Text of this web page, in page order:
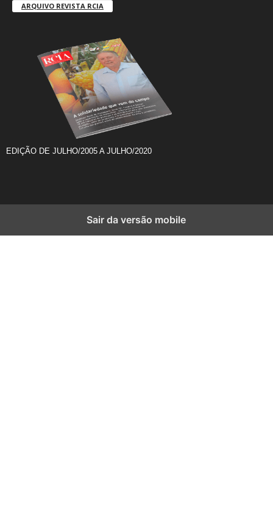
ARQUIVO REVISTA RCIA
EDIÇÃO DE JULHO/2005 A JULHO/2020
Sair da versão mobile